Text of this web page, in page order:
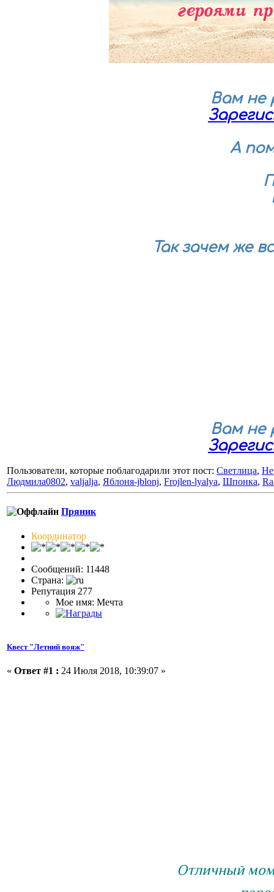
Вам не
А
Так зачем же
Вам не
Пользователи, которые поблагодарили этот пост: Светлица,
Людмила0802, valjalja, Яблоня-jblonj, Frojlen-lyalya, Шпонка,
Пряник
Координатор
Сообщений: 11448
Страна:
Репутация 277
Мое имя: Мечта
Квест "Летний вояж"
« Ответ #1 : 24 Июля 2018, 10:39:07 »
Отличный